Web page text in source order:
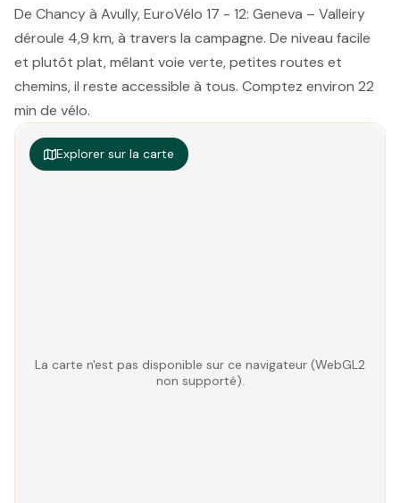
De Chancy à Avully, EuroVélo 17 - 12: Geneva – Valleiry
déroule 4,9 km, à travers la campagne. De niveau facile
et plutôt plat, mêlant voie verte, petites routes et
chemins, il reste accessible à tous. Comptez environ 22
min de vélo.
La carte n'est pas disponible sur ce navigateur (WebGL2
non supporté).
Explorer sur la carte